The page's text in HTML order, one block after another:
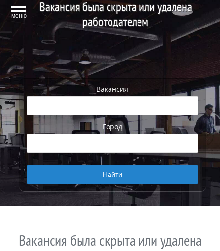
меню
Вакансия была скрыта или удалена
работодателем
Вакансия
Город
Вакансия была скрыта или удалена